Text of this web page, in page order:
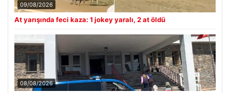
09/08/2026
At yarışında feci kaza: 1 jokey yaralı, 2 at öldü
08/08/2026